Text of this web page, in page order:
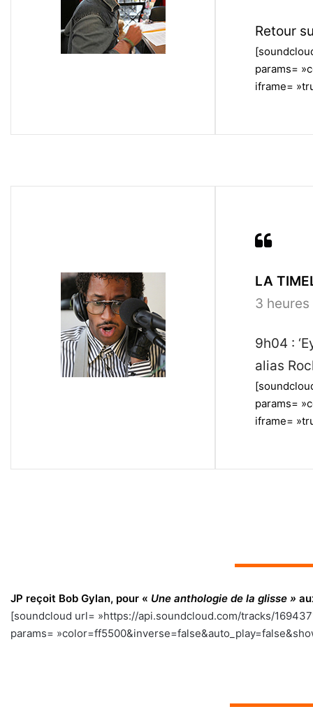
Retour
params=
iframe=
LA
3 heures
9h04 :
alias
params=
iframe=
JP reçoit Bob Gylan, pour « Une anthologie de la glisse »
[soundcloud url= »https://api.soundcloud.com/tracks/
params=